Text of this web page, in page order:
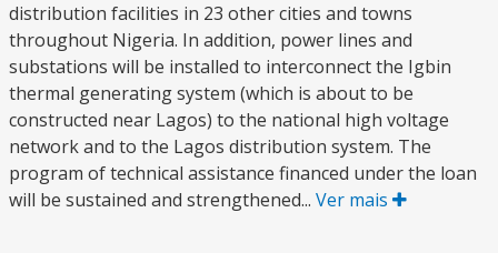
distribution facilities in 23 other cities and towns
throughout Nigeria. In addition, power lines and
substations will be installed to interconnect the Igbin
thermal generating system (which is about to be
constructed near Lagos) to the national high voltage
network and to the Lagos distribution system. The
program of technical assistance financed under the loan
will be sustained and strengthened... Ver mais